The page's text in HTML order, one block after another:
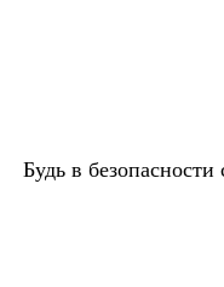
Будь в